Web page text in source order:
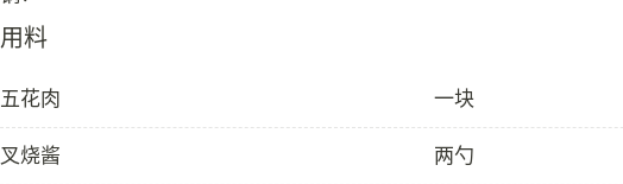
用料
五花肉 一块
叉烧酱 两勺